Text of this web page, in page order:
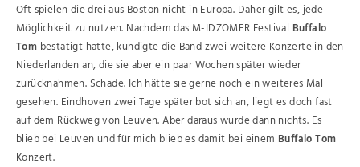
Oft spielen die drei aus Boston nicht in Europa. Daher gilt es, jede
Möglichkeit zu nutzen. Nachdem das M-IDZOMER Festival Buffalo
Tom bestätigt hatte, kündigte die Band zwei weitere Konzerte in den
Niederlanden an, die sie aber ein paar Wochen später wieder
zurücknahmen. Schade. Ich hätte sie gerne noch ein weiteres Mal
gesehen. Eindhoven zwei Tage später bot sich an, liegt es doch fast
auf dem Rückweg von Leuven. Aber daraus wurde dann nichts. Es
blieb bei Leuven und für mich blieb es damit bei einem Buffalo Tom
Konzert.